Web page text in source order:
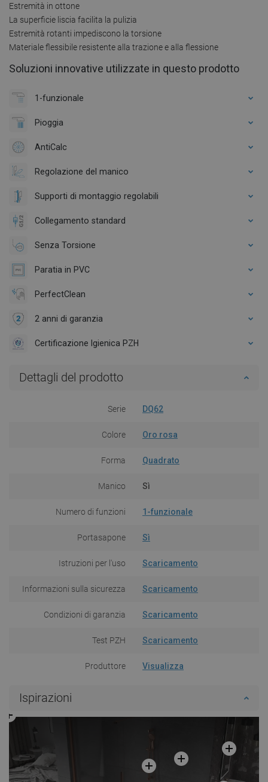
Estremità in ottone
La superficie liscia facilita la pulizia
Estremità rotanti impediscono la torsione
Materiale flessibile resistente alla trazione e alla flessione
Soluzioni innovative utilizzate in questo prodotto
1-funzionale
Pioggia
AntiCalc
Regolazione del manico
Supporti di montaggio regolabili
Collegamento standard
Senza Torsione
Paratia in PVC
PerfectClean
2 anni di garanzia
Certificazione Igienica PZH
Dettagli del prodotto
Serie DQ62
Colore Oro rosa
Forma Quadrato
Manico Sì
Numero di funzioni 1-funzionale
Portasapone Sì
Istruzioni per l'uso Scaricamento
Informazioni sulla sicurezza Scaricamento
Condizioni di garanzia Scaricamento
Test PZH Scaricamento
Produttore Visualizza
Ispirazioni